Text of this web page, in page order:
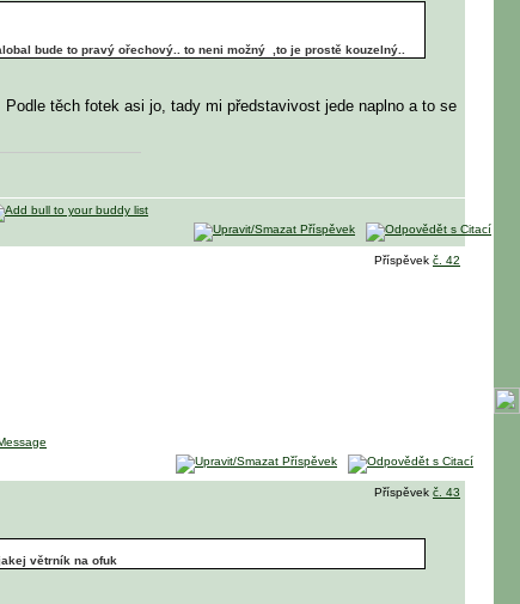
bude to pravý ořechový.. to neni možný ,to je prostě kouzelný..
Podle těch fotek asi jo, tady mi představivost jede naplno a to se
Příspěvek č. 42
Příspěvek č. 43
větrník na ofuk